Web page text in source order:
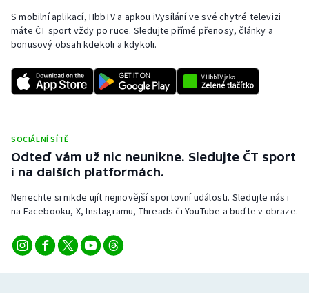
S mobilní aplikací, HbbTV a apkou iVysílání ve své chytré televizi
máte ČT sport vždy po ruce. Sledujte přímé přenosy, články a
bonusový obsah kdekoli a kdykoli.
SOCIÁLNÍ SÍTĚ
Odteď vám už nic neunikne. Sledujte ČT sport
i na dalších platformách.
Nenechte si nikde ujít nejnovější sportovní události. Sledujte nás i
na Facebooku, X, Instagramu, Threads či YouTube a buďte v obraze.